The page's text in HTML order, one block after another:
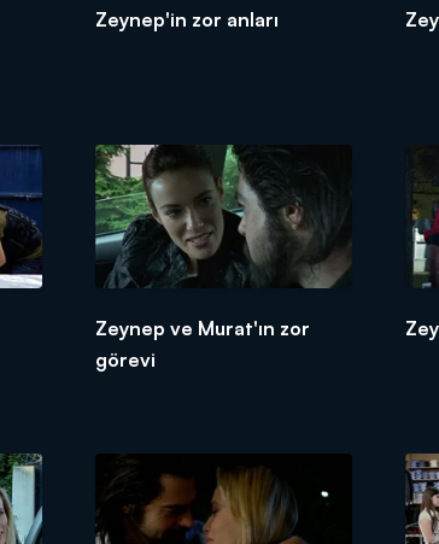
Zeynep'in zor anları
Zeynep ve Murat'ın zor
görevi